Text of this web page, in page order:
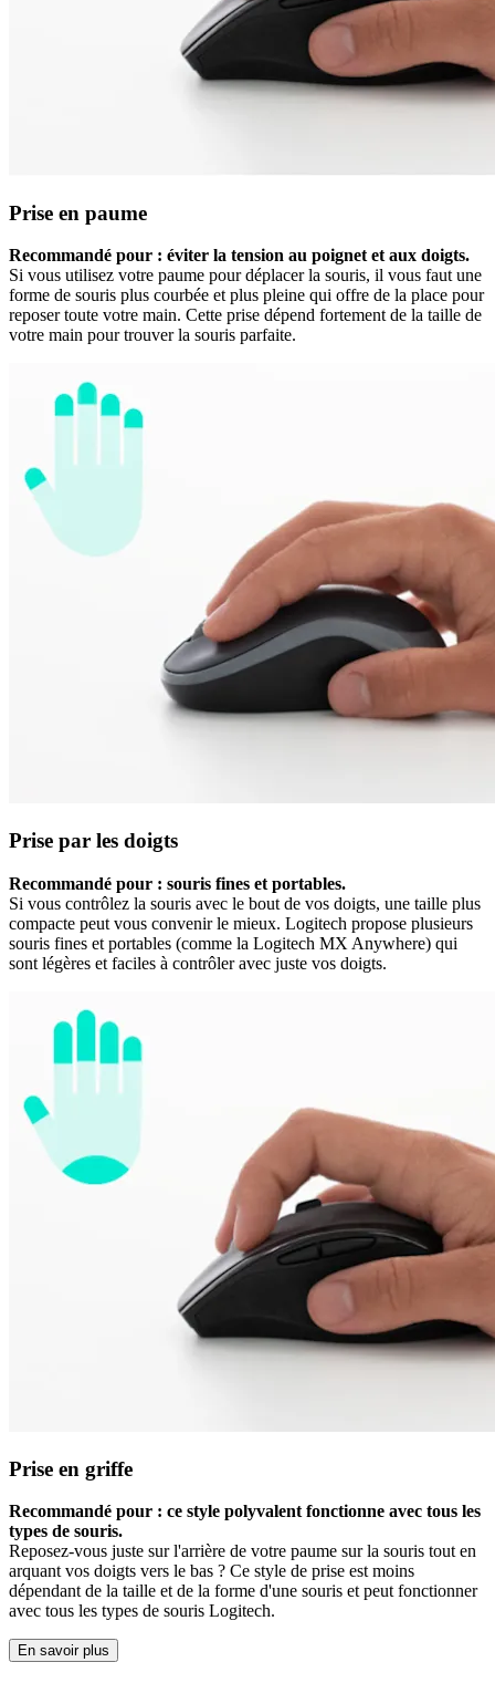
Prise en paume
Recommandé pour : éviter la tension au poignet et aux doigts.
Si vous utilisez votre paume pour déplacer la souris, il vous faut une
forme de souris plus courbée et plus pleine qui offre de la place pour
reposer toute votre main. Cette prise dépend fortement de la taille de
votre main pour trouver la souris parfaite.
Prise par les doigts
Recommandé pour : souris fines et portables.
Si vous contrôlez la souris avec le bout de vos doigts, une taille plus
compacte peut vous convenir le mieux. Logitech propose plusieurs
souris fines et portables (comme la Logitech MX Anywhere) qui
sont légères et faciles à contrôler avec juste vos doigts.
Prise en griffe
Recommandé pour : ce style polyvalent fonctionne avec tous les
types de souris.
Reposez-vous juste sur l'arrière de votre paume sur la souris tout en
arquant vos doigts vers le bas ? Ce style de prise est moins
dépendant de la taille et de la forme d'une souris et peut fonctionner
avec tous les types de souris Logitech.
En savoir plus